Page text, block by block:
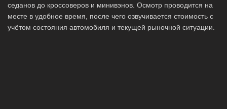
седанов до кроссоверов и минивэнов. Осмотр проводится на
месте в удобное время, после чего озвучивается стоимость с
учётом состояния автомобиля и текущей рыночной ситуации.